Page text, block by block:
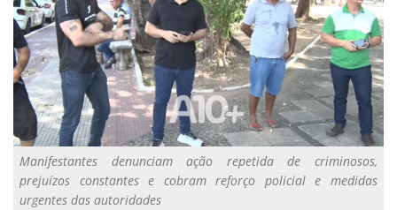
Manifestantes denunciam ação repetida de criminosos,
prejuízos constantes e cobram reforço policial e medidas
urgentes das autoridades